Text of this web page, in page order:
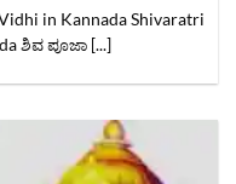
in Kannada Shivaratri
ಶಿವ ಪೂಜಾ [...]